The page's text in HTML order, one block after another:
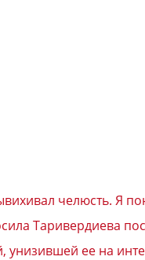
челюсть. Я
Таривердиева
ее на